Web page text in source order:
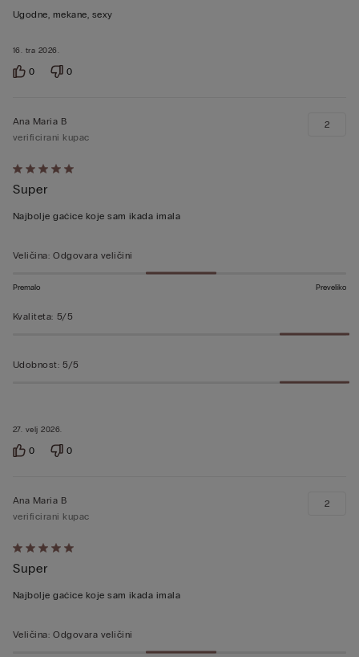
ocjenu
od
5
16. tra 2026.
Ugodne, mekane, sexy
0 0
Dali
ste
ocjenu
od
27. velj 2026.
Ana Maria B
verificirani kupac
Super
Najbolje gaćice koje sam ikada imala
2
Veličina: Odgovara veličini
Premalo Preveliko
Kvaliteta: 5/5
Udobnost: 5/5
0 0
Dali
ste
ocjenu
od
Ana Maria B
verificirani kupac
Super
Najbolje gaćice koje sam ikada imala
2
Veličina: Odgovara veličini